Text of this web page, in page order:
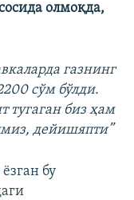
олмоқда,
газнинг
сўм бўлди.
тугаган биз ҳам
дейишяпти”
бу